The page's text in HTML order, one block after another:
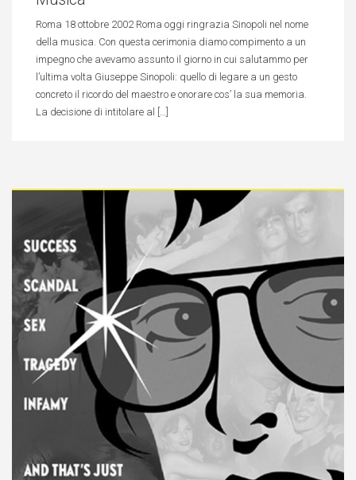
Roma 18 ottobre 2002 Roma oggi ringrazia Sinopoli nel nome
della musica. Con questa cerimonia diamo compimento a un
impegno che avevamo assunto il giorno in cui salutammo per
l’ultima volta Giuseppe Sinopoli: quello di legare a un gesto
concreto il ricordo del maestro e onorare cos’ la sua memoria.
La decisione di intitolare al […]